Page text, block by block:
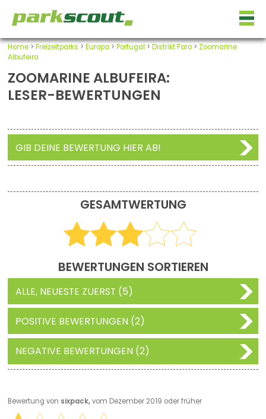
Home> Freizeitparks > Europa > Portugal > Distrikt Faro> Zoomarine
Albufeira
ZOOMARINE ALBUFEIRA:
LESER-BEWERTUNGEN
GIB DEINE BEWERTUNG HIER AB!
GESAMTWERTUNG
BEWERTUNGEN SORTIEREN
ALLE, NEUESTE ZUERST (5)
POSITIVE BEWERTUNGEN (2)
NEGATIVE BEWERTUNGEN (2)
Bewertung von sixpack,vom Dezember 2019 oder früher